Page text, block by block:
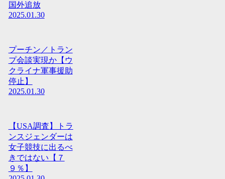
国外追放
2025.01.30
プーチン／トラン
プ会談実現か【ウ
クライナ軍事援助
停止】
2025.01.30
【USA調査】トラ
ンスジェンダーは
女子競技に出るべ
きではない【７
９％】